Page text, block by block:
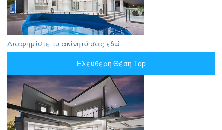
Διαφημίστε το ακίνητό σας εδώ
Ελεύθερη Θέση Top